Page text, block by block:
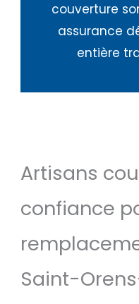
couverture
assurance
entière
Artisans
confiance
Saint-